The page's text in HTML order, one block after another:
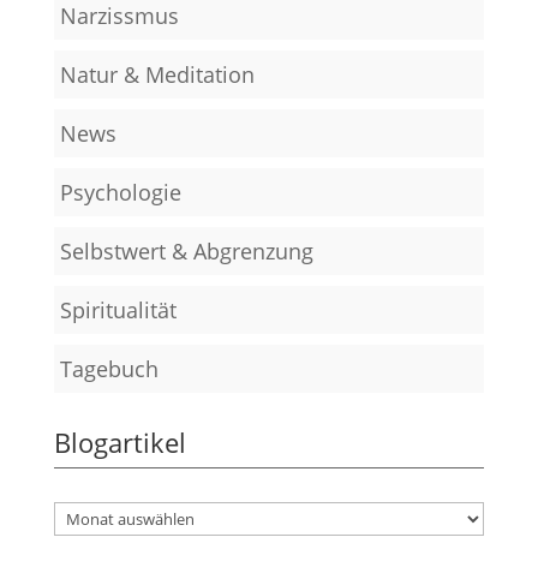
Narzissmus
Natur & Meditation
News
Psychologie
Selbstwert & Abgrenzung
Spiritualität
Tagebuch
Blogartikel